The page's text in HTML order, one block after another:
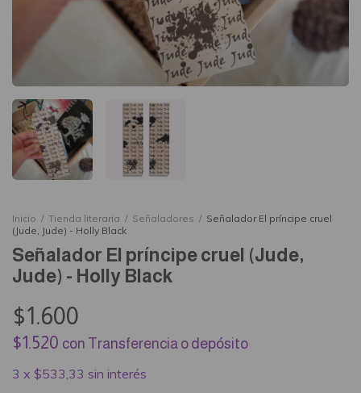
Inicio / Tienda literaria / Señaladores / Señalador El príncipe cruel
(Jude, Jude) - Holly Black
Señalador El príncipe cruel (Jude,
Jude) - Holly Black
$1.600
$1.520 con Transferencia o depósito
3 x $533,33 sin interés